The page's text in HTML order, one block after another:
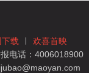
下载
欢喜首映
电话：4006018900